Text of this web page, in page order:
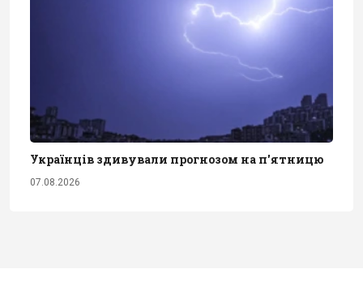
Українців здивували прогнозом на п'ятницю
07.08.2026